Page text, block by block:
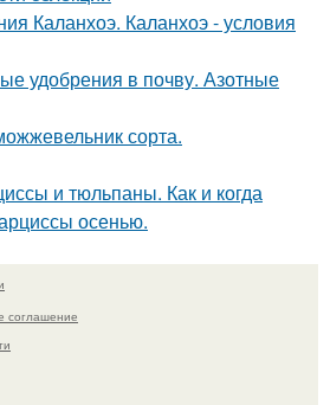
Каланхоэ. Каланхоэ - условия
удобрения в почву. Азотные
сорта.
и тюльпаны. Как и когда
осенью.
соглашение